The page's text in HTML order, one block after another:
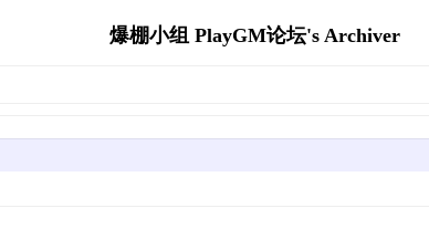
爆棚小组 PlayGM论坛's Archiver